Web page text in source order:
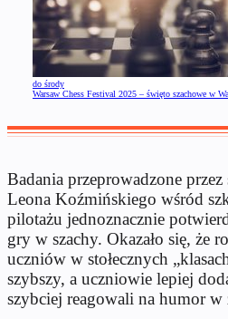
do środy
Warsaw Chess Festival 2025 – święto szachowe w
Badania przeprowadzone
Leona Koźmińskiego wśród
pilotażu jednoznacznie
gry w szachy. Okazało się, że
uczniów w stołecznych
szybszy, a uczniowie lepiej
szybciej reagowali na humor w